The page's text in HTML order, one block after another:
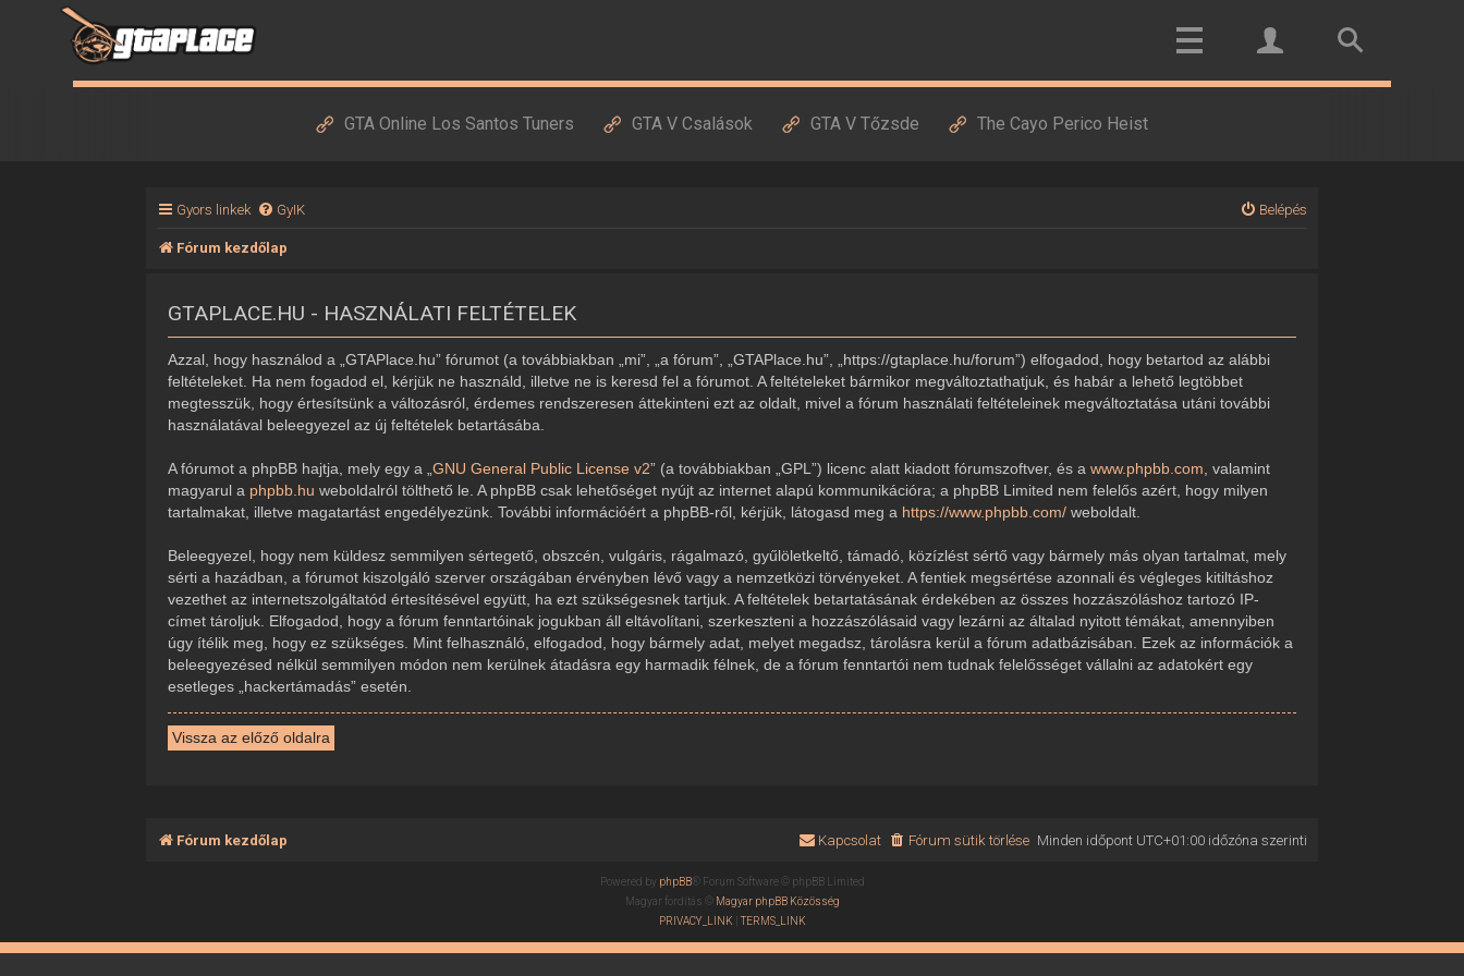
GTA Online Los Santos Tuners GTA V Csalások GTA V Tőzsde The Cayo Perico Heist
Gyors linkek GyIK Belépés
Fórum kezdőlap
GTAPLACE.HU - HASZNÁLATI FELTÉTELEK
Azzal, hogy használod a „GTAPlace.hu” fórumot (a továbbiakban „mi”, „a fórum”, „GTAPlace.hu”, „https://gtaplace.hu/forum”) elfogadod, hogy betartod az alábbi
feltételeket. Ha nem fogadod el, kérjük ne használd, illetve ne is keresd fel a fórumot. A feltételeket bármikor megváltoztathatjuk, és habár a lehető legtöbbet
megtesszük, hogy értesítsünk a változásról, érdemes rendszeresen áttekinteni ezt az oldalt, mivel a fórum használati feltételeinek megváltoztatása utáni további
használatával beleegyezel az új feltételek betartásába.
A fórumot a phpBB hajtja, mely egy a „GNU General Public License v2” (a továbbiakban „GPL”) licenc alatt kiadott fórumszoftver, és awww.phpbb.com , valamint
magyarul a phpbb.hu weboldalról tölthető le. A phpBB csak lehetőséget nyújt az internet alapú kommunikációra; a phpBB Limited nem felelős azért, hogy milyen
tartalmakat, illetve magatartást engedélyezünk. További információért a phpBB-ről, kérjük, látogasd meg a https://www.phpbb.com/ weboldalt.
Beleegyezel, hogy nem küldesz semmilyen sértegető, obszcén, vulgáris, rágalmazó, gyűlöletkeltő, támadó, közízlést sértő vagy bármely más olyan tartalmat, mely
sérti a hazádban, a fórumot kiszolgáló szerver országában érvényben lévő vagy a nemzetközi törvényeket. A fentiek megsértése azonnali és végleges kitiltáshoz
vezethet az internetszolgáltatód értesítésével együtt, ha ezt szükségesnek tartjuk. A feltételek betartatásának érdekében az összes hozzászóláshoz tartozó IP-
címet tároljuk. Elfogadod, hogy a fórum fenntartóinak jogukban áll eltávolítani, szerkeszteni a hozzászólásaid vagy lezárni az általad nyitott témákat, amennyiben
úgy ítélik meg, hogy ez szükséges. Mint felhasználó, elfogadod, hogy bármely adat, melyet megadsz, tárolásra kerül a fórum adatbázisában. Ezek az információk a
beleegyezésed nélkül semmilyen módon nem kerülnek átadásra egy harmadik félnek, de a fórum fenntartói nem tudnak felelősséget vállalni az adatokért egy
esetleges „hackertámadás” esetén.
Vissza az előző oldalra
Fórum kezdőlap Minden időpont UTC+01:00időzóna szerinti
Fórum sütik törlése
Kapcsolat
Powered by phpBB® Forum Software © phpBB Limited
Magyar fordítás © Magyar phpBB Közösség
PRIVACY_LINK |TERMS_LINK